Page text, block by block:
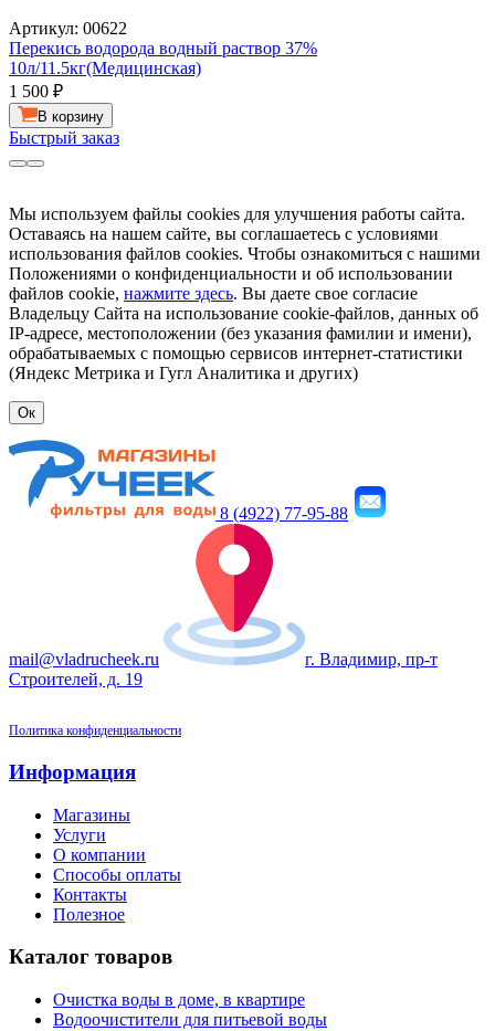
Артикул: 00622
Перекись водорода водный раствор 37%
10л/11.5кг(Медицинская)
1 500 ₽
В корзину
Быстрый заказ
Мы используем файлы cookies для улучшения работы сайта.
Оставаясь на нашем сайте, вы соглашаетесь с условиями
использования файлов cookies. Чтобы ознакомиться с нашими
Положениями о конфиденциальности и об использовании
файлов cookie, нажмите здесь. Вы даете свое согласие
Владельцу Сайта на использование cookie-файлов, данных об
IP-адресе, местоположении (без указания фамилии и имени),
обрабатываемых с помощью сервисов интернет-статистики
(Яндекс Метрика и Гугл Аналитика и других)
Ок
8 (4922) 77-95-88
mail@vladrucheek.ru
г. Владимир, пр-т
Строителей, д. 19
Политика конфиденциальности
Информация
Магазины
Услуги
О компании
Способы оплаты
Контакты
Полезное
Каталог товаров
Очистка воды в доме, в квартире
Водоочистители для питьевой воды